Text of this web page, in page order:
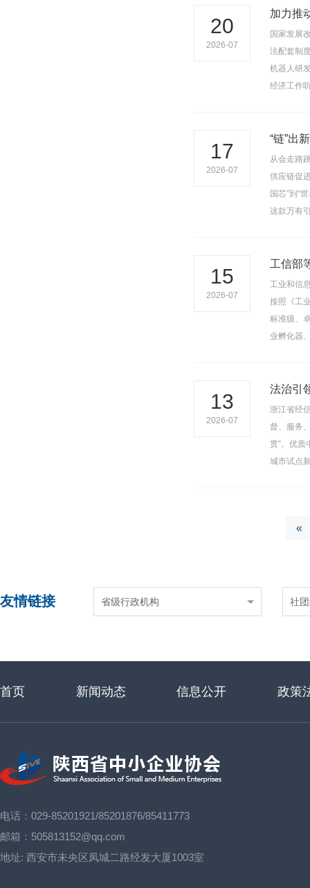
20
2026-07
加力推
国家发展
法配套制
机器人研
经济工作
17
2026-07
“链”出
从会走路
供应链促
国芯”到“
这款万有
15
2026-07
工信部
工业和信
按照《工
标准级、
业孵化器
13
2026-07
法治引
浙江省经
督、服务
贯”。优质
城市试点
«
友情链接 省级行政机构 社
首页 新闻动态 信息公开 政策
电话：029-85201921/85201876/85411773
邮箱：505813152@qq.com
地址: 西安市未央区凤城二路经发大厦1003室